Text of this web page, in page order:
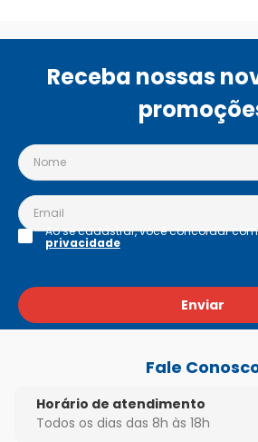
Receba nossas
Enviar
Ao se cadastrar, você concordar
privacidade
Fale
Horário de atendimento
Todos os dias das 8h às 18h